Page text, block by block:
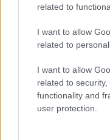
related to
I want to allow
related to
I want to allow
related to
functionality and
user protection.
NECROLOGIE